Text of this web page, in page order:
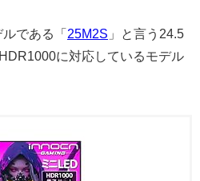
である「 25M2S 」と言う24.5
に対応しているモデル